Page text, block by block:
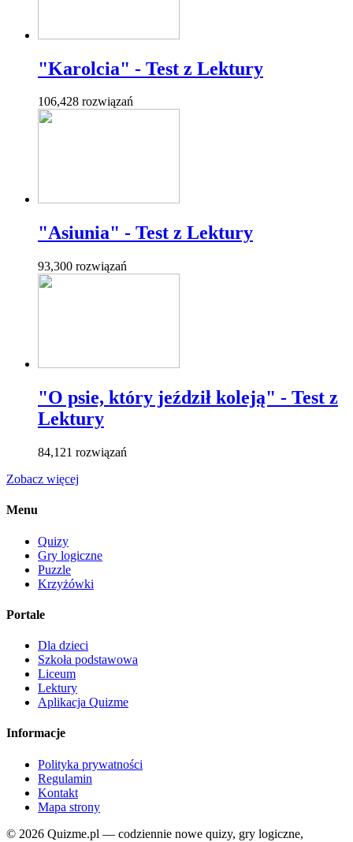
"Karolcia" - Test z Lektury
106,428 rozwiązań
"Asiunia" - Test z Lektury
93,300 rozwiązań
"O psie, który jeździł koleją" - Test z
Lektury
84,121 rozwiązań
Zobacz więcej
Menu
Quizy
Gry logiczne
Puzzle
Krzyżówki
Portale
Dla dzieci
Szkoła podstawowa
Liceum
Lektury
Aplikacja Quizme
Informacje
Polityka prywatności
Regulamin
Kontakt
Mapa strony
© 2026 Quizme.pl — codziennie nowe quizy, gry logiczne,